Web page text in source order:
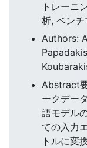
トレーニ
析, ベン
Authors:
Abstract
ークデー
語モデル
ての入力
トルに変